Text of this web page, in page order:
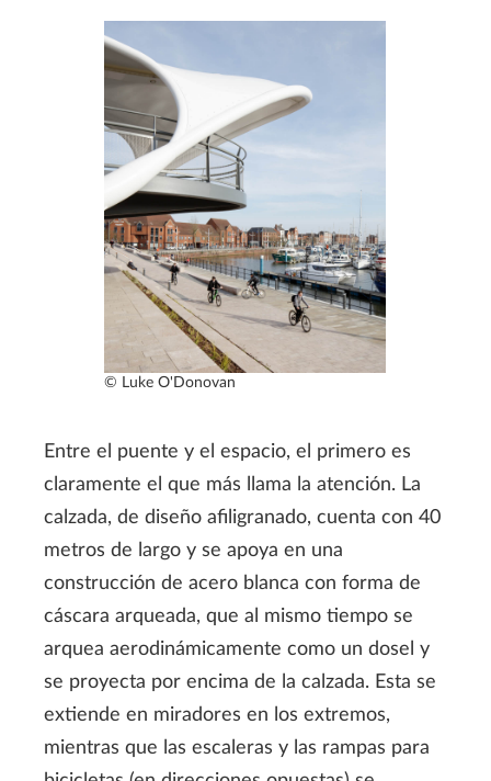
© Luke O'Donovan
Entre el puente y el espacio, el primero es
claramente el que más llama la atención. La
calzada, de diseño afiligranado, cuenta con 40
metros de largo y se apoya en una
construcción de acero blanca con forma de
cáscara arqueada, que al mismo tiempo se
arquea aerodinámicamente como un dosel y
se proyecta por encima de la calzada. Esta se
extiende en miradores en los extremos,
mientras que las escaleras y las rampas para